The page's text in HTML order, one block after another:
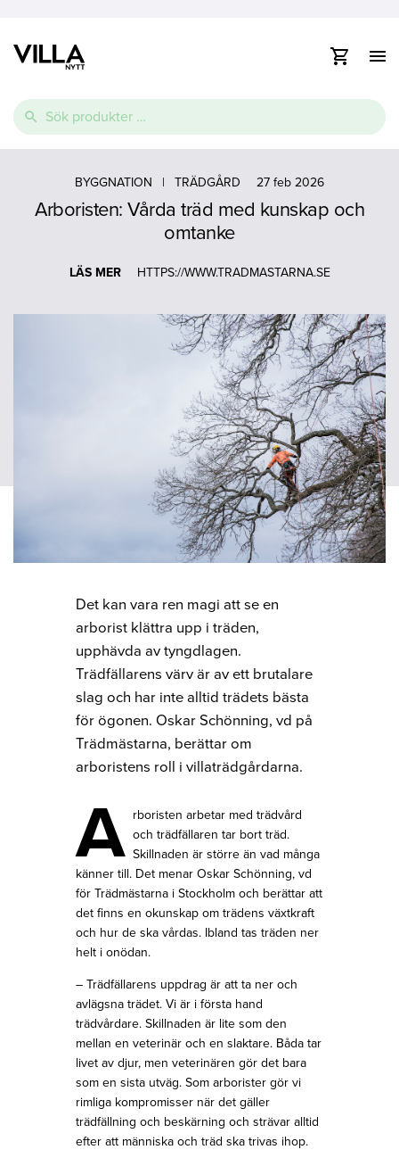
till
innehåll
Sök
efter:
Visa
Glasfiberpool
Poolvärmepump
Lamelltäcke
Swimspa
BYGGNATION | TRÄDGÅRD 27 feb 2026
Arboristen: Vårda träd med kunskap och
omtanke
LÄS MER HTTPS://WWW.TRADMASTARNA.SE
Det kan vara ren magi att se en
arborist klättra upp i träden,
upphävda av tyngdlagen.
Trädfällarens värv är av ett brutalare
slag och har inte alltid trädets bästa
för ögonen. Oskar Schönning, vd på
Trädmästarna, berättar om
arboristens roll i villaträdgårdarna.
A rboristen arbetar med trädvård
och trädfällaren tar bort träd.
Skillnaden är större än vad många
känner till. Det menar Oskar Schönning, vd
för Trädmästarna i Stockholm och berättar att
det finns en okunskap om trädens växtkraft
och hur de ska vårdas. Ibland tas träden ner
helt i onödan.
– Trädfällarens uppdrag är att ta ner och
avlägsna trädet. Vi är i första hand
trädvårdare. Skillnaden är lite som den
mellan en veterinär och en slaktare. Båda tar
livet av djur, men veterinären gör det bara
som en sista utväg. Som arborister gör vi
rimliga kompromisser när det gäller
trädfällning och beskärning och strävar alltid
efter att människa och träd ska trivas ihop.